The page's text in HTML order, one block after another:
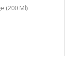
(200 Ml)